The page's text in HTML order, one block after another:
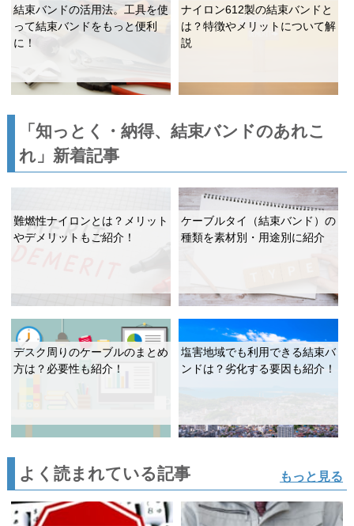
結束バンドの活用法。工具を使
って結束バンドをもっと便利
に！
ナイロン612製の結束バンドと
は？特徴やメリットについて解
説
「知っとく・納得、結束バンドのあれこ
れ」新着記事
難燃性ナイロンとは？メリット
やデメリットもご紹介！
ケーブルタイ（結束バンド）の
種類を素材別・用途別に紹介
デスク周りのケーブルのまとめ
方は？必要性も紹介！
塩害地域でも利用できる結束バ
ンドは？劣化する要因も紹介！
よく読まれている記事 もっと見る